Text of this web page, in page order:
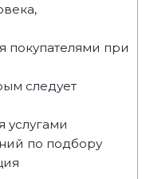
покупателями при
следует
услугами
по подбору